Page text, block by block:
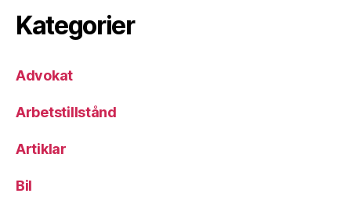
Kategorier
Advokat
Arbetstillstånd
Artiklar
Bil